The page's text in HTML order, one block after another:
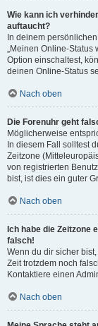
Wie kann ich
auftaucht?
In deinem
„Meinen Online-Status
Option einschaltest,
deinen Online-Status
Nach oben
Die Forenuhr geht
Möglicherweise
In diesem Fall solltest
Zeitzone
von registrierten
bist, ist dies ein guter
Nach oben
Ich habe die Zeitzone
falsch!
Wenn du dir sicher
Zeit trotzdem noch
Kontaktiere einen
Nach oben